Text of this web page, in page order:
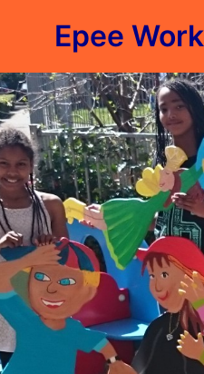
Epee